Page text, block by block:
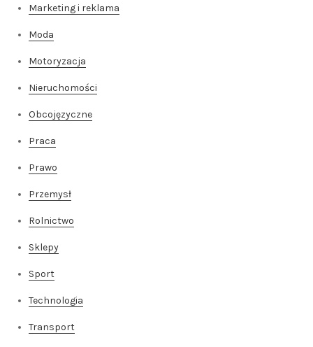
Marketing i reklama
Moda
Motoryzacja
Nieruchomości
Obcojęzyczne
Praca
Prawo
Przemysł
Rolnictwo
Sklepy
Sport
Technologia
Transport